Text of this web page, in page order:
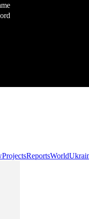
ProjectsReportsWorld